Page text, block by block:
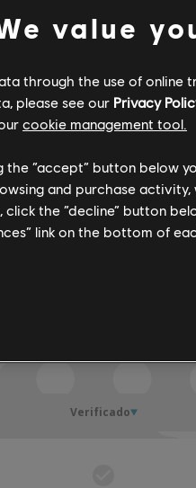
Verificado
Verificado
value
through the use of online
please see our Privacy
cookie management tool.
“accept” button below
and purchase
the “decline” button
link on the bottom of